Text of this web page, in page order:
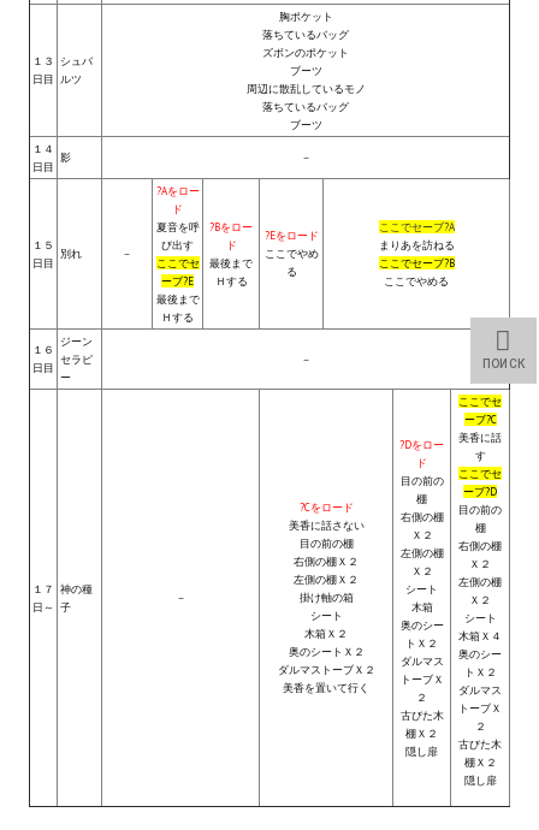
Sacred Gold Remaster Fan Edition
Red Faction remaster Fan Edition
Aliens versus Predator 1 Remaster Fan Edition
Age of Pirates: Caribbean Tales Remaster Fan Edition
Корсары 3 Сундук мертвеца Remaster Fan Edition
Sea Dogs - City of Abandoned Ships Remaster Fan Edition
Sea Dogs Remaster Fan Edition
НОВОСТИ ПОРТАЛА
Патчи
１３
日目
シュバ
ルツ
胸ポケット
落ちているバッグ
ズボンのポケット
ブーツ
周辺に散乱しているモノ
落ちているバッグ
ブーツ
１４
日目
影 －
１５
日目
別れ －
?Aをロー
ド
夏音を呼
び出す
ここでセ
ーブ?E
最後まで
Ｈする
?Bをロー
ド
最後まで
Ｈする
?Eをロード
ここでやめ
る
ここでセーブ?A
まりあを訪ねる
ここでセーブ?B
ここでやめる
１６
日目
ジーン
セラピ
ー
－
１７
日～
神の種
子
－
?Cをロード
美香に話さない
目の前の棚
右側の棚Ｘ２
左側の棚Ｘ２
掛け軸の箱
シート
木箱Ｘ２
奥のシートＸ２
ダルマストーブＸ２
美香を置いて行く
?Dをロー
ド
目の前の
棚
右側の棚
Ｘ２
左側の棚
Ｘ２
シート
木箱
奥のシー
トＸ２
ダルマス
トーブＸ
２
古びた木
棚Ｘ２
隠し扉
ここでセ
ーブ?C
美香に話
す
ここでセ
ーブ?D
目の前の
棚
右側の棚
Ｘ２
左側の棚
Ｘ２
シート
木箱Ｘ４
奥のシー
トＸ２
ダルマス
トーブＸ
２
古びた木
棚Ｘ２
隠し扉
ПОИСК